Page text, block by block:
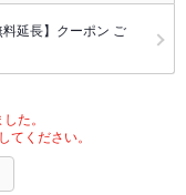
延長】クーポン ご
た。
ください。